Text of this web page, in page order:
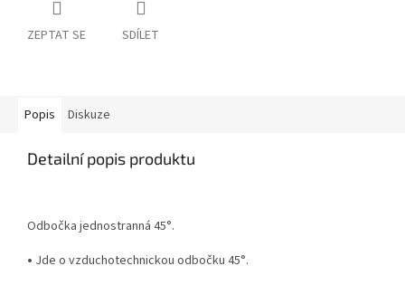
ZEPTAT SE SDÍLET
Popis Diskuze
Detailní popis produktu
Odbočka jednostranná 45°.
• Jde o vzduchotechnickou odbočku 45°.